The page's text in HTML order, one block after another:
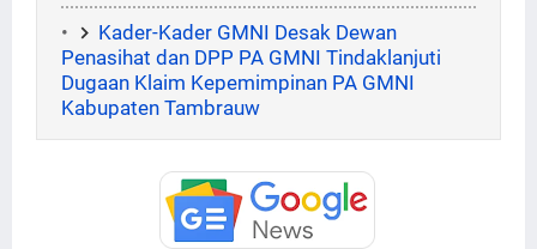
Kader-Kader GMNI Desak Dewan
Penasihat dan DPP PA GMNI Tindaklanjuti
Dugaan Klaim Kepemimpinan PA GMNI
Kabupaten Tambrauw